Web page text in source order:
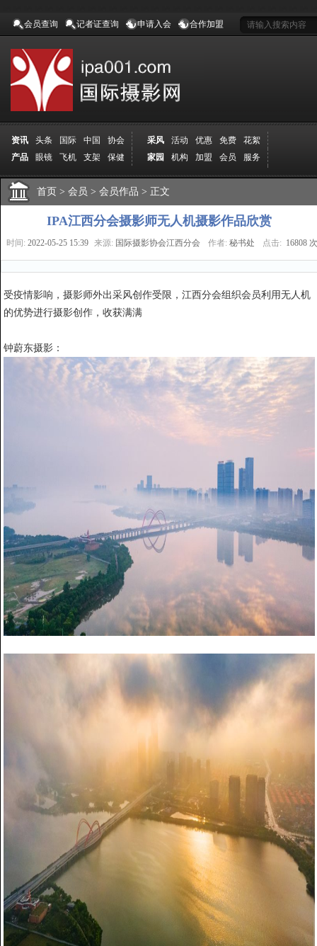
会员查询 记者证查询 申请入会 合作加盟
资讯 头条 国际 中国 协会 采风 活动 优惠 免费
花絮
产品
眼镜 飞机 支架 保健 家园 机构 加盟 会员
服务
地方
吉林 广西 山东 加拿大 空间 认证 寻友 发图
分享
学院
分院 导师 课程 报名 商城
媒体
记者 报纸 杂志 视频 展赛 赛事 展馆 直通车 更多
首页 > 会员 > 会员作品 > 正文
IPA江西分会摄影师无人机摄影作品欣赏
时间: 2022-05-25 15:39 来源: 国际摄影协会江西分会 作者: 秘书处 点击: 16808 次
受疫情影响，摄影师外出采风创作受限，江西分会组织会员利用无人机
的优势进行摄影创作，收获满满
钟蔚东摄影：